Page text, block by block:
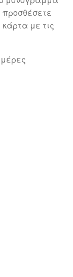
προσθέσετε
με τις